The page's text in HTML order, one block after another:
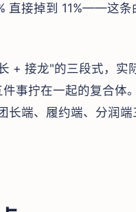
直接掉到 11%——这条
+ 接龙"的三段式，实
事拧在一起的复合体
长端、履约端、分润